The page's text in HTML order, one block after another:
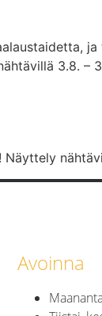
3.8. –
Avoinna